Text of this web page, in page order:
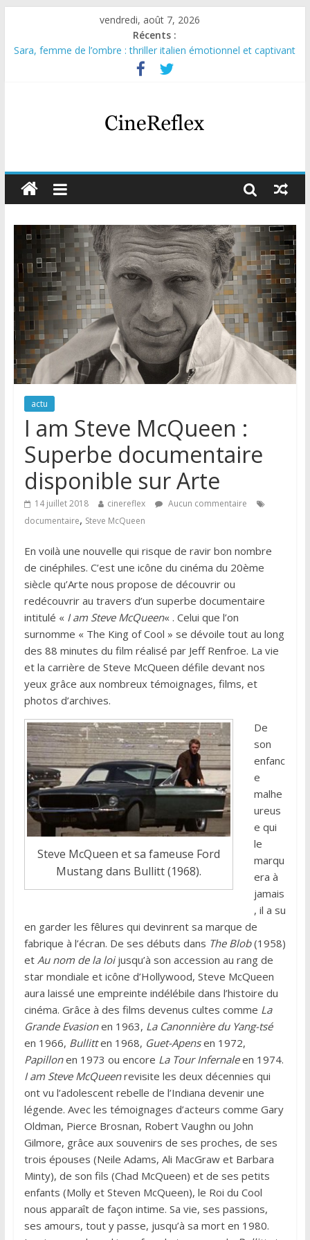
vendredi, août 7, 2026
Récents :
Sara, femme de l’ombre : thriller italien émotionnel et captivant
Journal d’une fille larguée : nouvelle série suédoise sur Netflix
Aema : mini-série sur le tournage d’un film érotique devenu
Glass Heart : excellente série musicale avec Takeru Satō
Olympo, saison 1 : nouvelle série qui séduira les fans de
actu
I am Steve McQueen :
Superbe documentaire
disponible sur Arte
14 juillet 2018 cinereflex
Aucun commentaire
documentaire, Steve McQueen
En voilà une nouvelle qui risque de ravir bon nombre
de cinéphiles. C’est une icône du cinéma du 20ème
siècle qu’Arte nous propose de découvrir ou
redécouvrir au travers d’un superbe documentaire
intitulé « I am Steve McQueen« . Celui que l’on
surnomme « The King of Cool » se dévoile tout au long
des 88 minutes du film réalisé par Jeff Renfroe. La vie
et la carrière de Steve McQueen défile devant nos
yeux grâce aux nombreux témoignages, films, et
photos d’archives.
Steve McQueen et sa fameuse Ford
Mustang dans Bullitt (1968).
De
son
enfanc
e
malhe
ureus
e qui
le
marqu
era à
jamais
, il a su
en garder les fêlures qui devinrent sa marque de
fabrique à l’écran. De ses débuts dans The Blob(1958)
et Au nom de la loijusqu’à son accession au rang de
star mondiale et icône d’Hollywood, Steve McQueen
aura laissé une empreinte indélébile dans l’histoire du
cinéma. Grâce à des films devenus cultes comme La
Grande Evasionen 1963, La Canonnière du Yang-tsé
en 1966, Bullitten 1968, Guet-Apensen 1972,
Papillonen 1973 ou encore La Tour Infernaleen 1974.
I am Steve McQueenrevisite les deux décennies qui
ont vu l’adolescent rebelle de l’Indiana devenir une
légende. Avec les témoignages d’acteurs comme Gary
Oldman, Pierce Brosnan, Robert Vaughn ou John
Gilmore, grâce aux souvenirs de ses proches, de ses
trois épouses (Neile Adams, Ali MacGraw et Barbara
Minty), de son fils (Chad McQueen) et de ses petits
enfants (Molly et Steven McQueen), le Roi du Cool
nous apparaît de façon intime. Sa vie, ses passions,
ses amours, tout y passe, jusqu’à sa mort en 1980.